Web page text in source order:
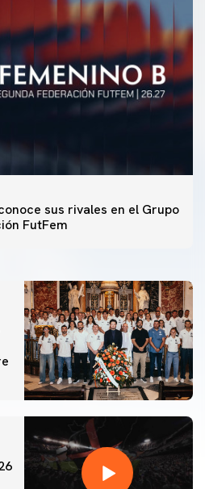
sus rivales en el Grupo
FutFemCF 7/8/2026